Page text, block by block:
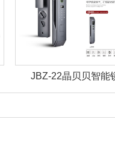
JBZ-22晶贝贝智能